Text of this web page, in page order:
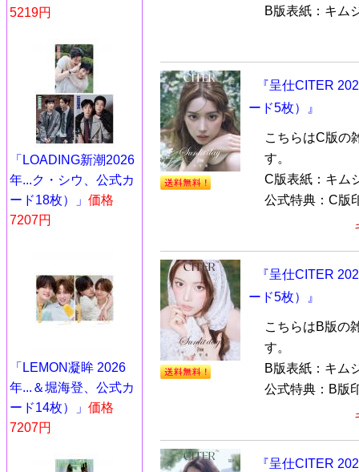
5219円
「LOADING新潮2026
年...ク・シウ、公式カ
ード18枚）」 価格
7207円
「LEMON凝眸 2026
年...＆堀海登、公式カ
ード14枚）」 価格
7207円
B版表紙：キム
『呈仕CITER
ード5枚）』
こちらはC版の
す。
C版表紙：キム
公式特典：C版
『呈仕CITER
ード5枚）』
こちらはB版の
す。
B版表紙：キム
公式特典：B版
『呈仕CITER